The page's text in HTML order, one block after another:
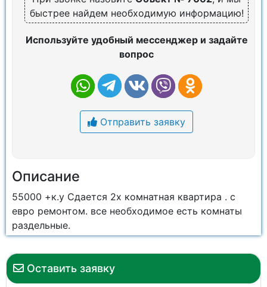
Оставить заявку
быстрее найдем необходимую информацию!
Используйте удобный мессенджер и задайте
вопрос
Отправить заявку
Описание
55000 +к.у Сдается 2х комнатная квартира . с
евро ремонтом. все необходимое есть комнаты
раздельные.